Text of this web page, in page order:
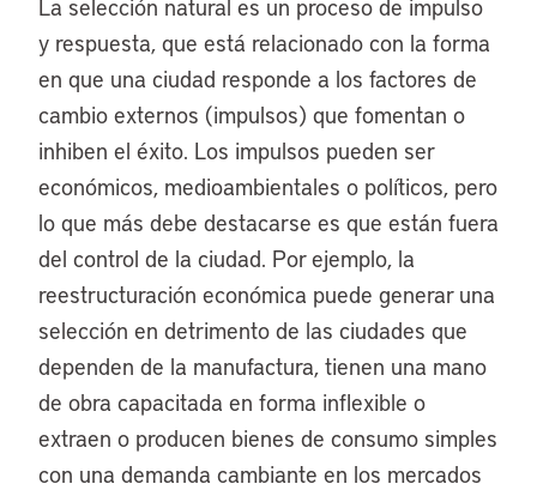
La selección natural es un proceso de impulso
y respuesta, que está relacionado con la forma
en que una ciudad responde a los factores de
cambio externos (impulsos) que fomentan o
inhiben el éxito. Los impulsos pueden ser
económicos, medioambientales o políticos, pero
lo que más debe destacarse es que están fuera
del control de la ciudad. Por ejemplo, la
reestructuración económica puede generar una
selección en detrimento de las ciudades que
dependen de la manufactura, tienen una mano
de obra capacitada en forma inflexible o
extraen o producen bienes de consumo simples
con una demanda cambiante en los mercados